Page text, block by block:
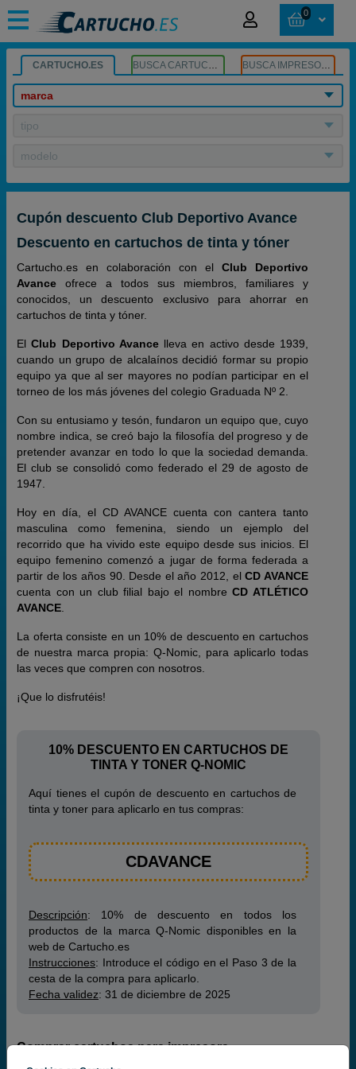
0
CARTUCHO.ES BUSCA CARTUCHOS BUSCA IMPRESORA
marca
tipo
modelo
Cupón descuento Club Deportivo Avance
Descuento en cartuchos de tinta y tóner
Cartucho.es en colaboración con el Club Deportivo
Avance ofrece a todos sus miembros, familiares y
conocidos, un descuento exclusivo para ahorrar en
cartuchos de tinta y tóner.
ElClub Deportivo Avancelleva en activo desde 1939,
cuando un grupo de alcalaínos decidió formar su propio
equipo ya que al ser mayores no podían participar en el
torneo de los más jóvenes del colegio Graduada Nº 2.
Con su entusiamo y tesón, fundaron un equipo que, cuyo
nombre indica, se creó bajo la filosofía del progreso y de
pretender avanzar en todo lo que la sociedad demanda.
El club se consolidó como federado el 29 de agosto de
1947.
Hoy en día, el CD AVANCE cuenta con cantera tanto
masculina como femenina, siendo un ejemplo del
recorrido que ha vivido este equipo desde sus inicios. El
equipo femenino comenzó a jugar de forma federada a
partir de los años 90. Desde el año 2012, elCD AVANCE
cuenta con un club filial bajo el nombreCD ATLÉTICO
AVANCE
La oferta consiste en un 10% de descuento en cartuchos
de nuestra marca propia: Q-Nomic, para aplicarlo todas
las veces que compren con nosotros.
¡Que lo disfrutéis!
10% DESCUENTO EN CARTUCHOS DE
TINTA Y TONER Q-NOMIC
Aquí tienes el cupón de descuento en cartuchos de
tinta y toner para aplicarlo en tus compras:
CDAVANCE
Descripción: 10% de descuento en todos los
productos de la marca Q-Nomic disponibles en la
web de Cartucho.es
Instrucciones: Introduce el código en el Paso 3 de la
cesta de la compra para aplicarlo.
Fecha validez: 31 de diciembre de 2025
Comprar cartuchos para impresora